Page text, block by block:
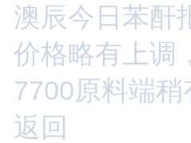
澳辰今日苯酐
价格略有上调
7700原料端稍
返回